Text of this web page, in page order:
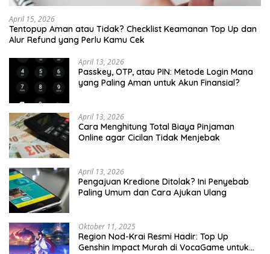
April 15, 2026
Tentopup Aman atau Tidak? Checklist Keamanan Top Up dan
Alur Refund yang Perlu Kamu Cek
April 13, 2026
Passkey, OTP, atau PIN: Metode Login Mana
yang Paling Aman untuk Akun Finansial?
April 13, 2026
Cara Menghitung Total Biaya Pinjaman
Online agar Cicilan Tidak Menjebak
April 13, 2026
Pengajuan Kredione Ditolak? Ini Penyebab
Paling Umum dan Cara Ajukan Ulang
Oktober 11, 2025
Region Nod-Krai Resmi Hadir: Top Up
Genshin Impact Murah di VocaGame untuk